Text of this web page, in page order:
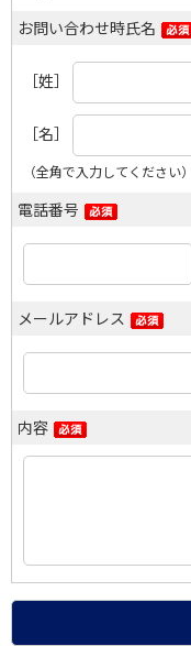
お問い合わせ時氏名
［姓］
［名］
（全角で入力してください）
電話番号
メールアドレス
内容